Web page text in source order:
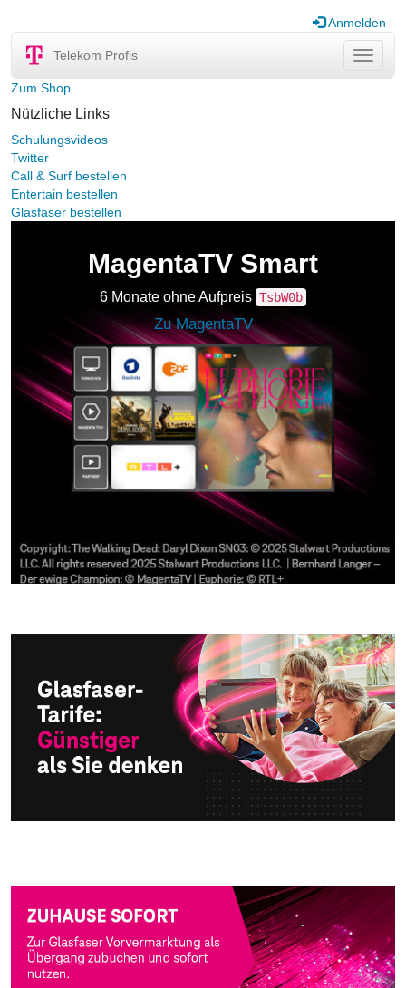
Anmelden
ein-/
Telekom Profis
Zum Shop
Nützliche Links
Schulungsvideos
Twitter
Call & Surf bestellen
Entertain bestellen
Glasfaser bestellen
MagentaTV Smart
6 Monate ohne Aufpreis TsbW0b
Zu MagentaTV